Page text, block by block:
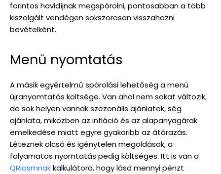
forintos havidíjnak megspórolni, pontosabban a több
kiszolgált vendégen sokszorosan visszahozni
bevételként.
Menü nyomtatás
A másik egyértelmű spórolási lehetőség a menü
újranyomtatás költsége. Van ahol nem sokat változik,
de sok helyen vannak szezonális ajánlatok, ség
ajánlata, miközben az infláció és az alapanyagárak
emelkedése miatt egyre gyakoribb az átárazás.
Léteznek olcsó és igénytelen megoldások, a
folyamatos nyomtatás pedig költséges. Itt is van a
QRiosmnakkalkulátora, hogy lásd mennyi pénzt